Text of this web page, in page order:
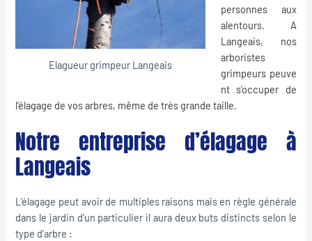
Elagueur grimpeur Langeais
personnes aux
alentours. A
Langeais, nos
arboristes
grimpeurs peuve
nt s’occuper de
l’élagage de vos arbres, même de très grande taille.
Notre entreprise d’élagage à
Langeais
L’élagage peut avoir de multiples raisons mais en règle générale
dans le jardin d’un particulier il aura deux buts distincts selon le
type d’arbre :